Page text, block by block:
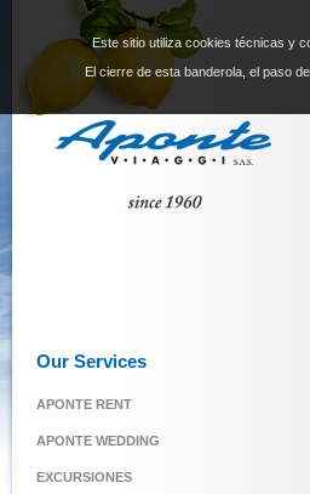
Este sitio utiliza cookies técnicas y
El cierre de esta banderola, el paso
Our Services
APONTE RENT
APONTE WEDDING
EXCURSIONES